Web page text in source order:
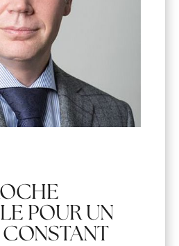
POUR UN